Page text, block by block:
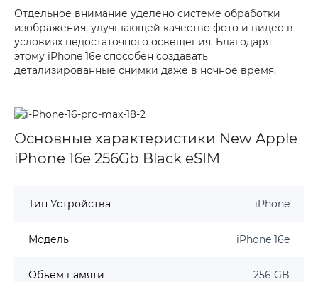
Отдельное внимание уделено системе обработки
изображения, улучшающей качество фото и видео в
условиях недостаточного освещения. Благодаря
этому iPhone 16e способен создавать
детализированные снимки даже в ночное время.
Основные характеристики New Apple
iPhone 16e 256Gb Black eSIM
Тип Устройства iPhone
Модель iPhone 16e
Объем памяти 256 GB